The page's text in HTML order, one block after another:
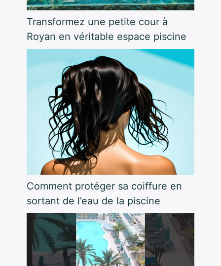
Transformez une petite cour à
Royan en véritable espace piscine
Comment protéger sa coiffure en
sortant de l’eau de la piscine